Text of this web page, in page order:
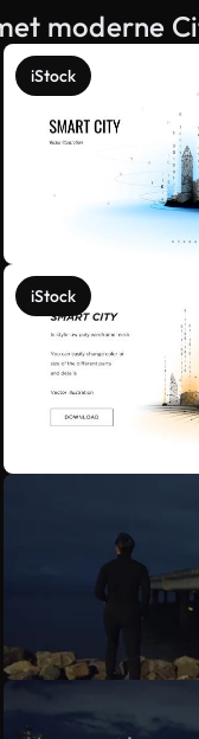
moderne
iStock
iStock